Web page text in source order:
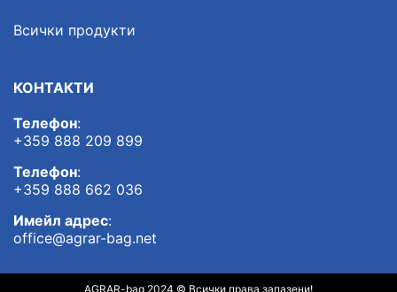
Всички продукти
КОНТАКТИ
Телефон:
+359 888 209 899
Телефон:
+359 888 662 036
Имейл адрес:
office@agrar-bag.net
AGRAR-bag 2024 © Всички права запазени!